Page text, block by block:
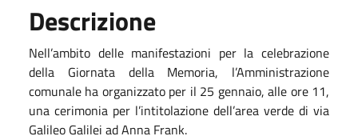
Descrizione
Nell’ambito delle manifestazioni per la celebrazione
della Giornata della Memoria, l’Amministrazione
comunale ha organizzato per il 25 gennaio, alle ore 11,
una cerimonia per l’intitolazione dell’area verde di via
Galileo Galilei ad Anna Frank.